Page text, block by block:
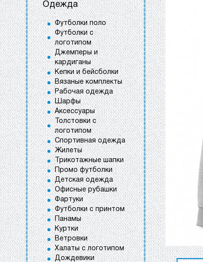
Одежда
Футболки поло
Футболки с
логотипом
Джемперы и
кардиганы
Кепки и бейсболки
Вязаные комплекты
Рабочая одежда
Шарфы
Аксессуары
Толстовки с
логотипом
Спортивная одежда
Жилеты
Трикотажные шапки
Промо футболки
Детская одежда
Офисные рубашки
Фартуки
Футболки с принтом
Панамы
Куртки
Ветровки
Халаты с логотипом
Дождевики